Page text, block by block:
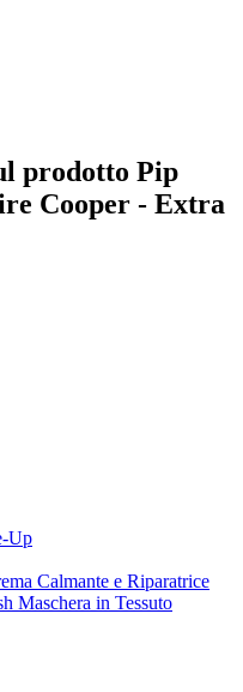
prodotto Pip
Cooper - Extra
Up
Calmante e Riparatrice
Maschera in Tessuto